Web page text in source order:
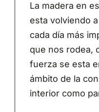
La madera en
esta volviendo
cada día más
que nos rodea,
fuerza se esta
ámbito de la
interior como